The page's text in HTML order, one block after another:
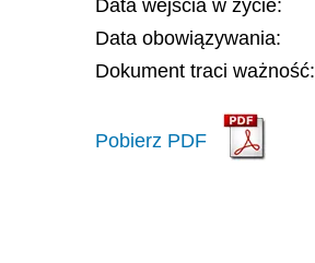
Data wejścia w życie:
Data obowiązywania:
Dokument traci ważność:
Pobierz PDF